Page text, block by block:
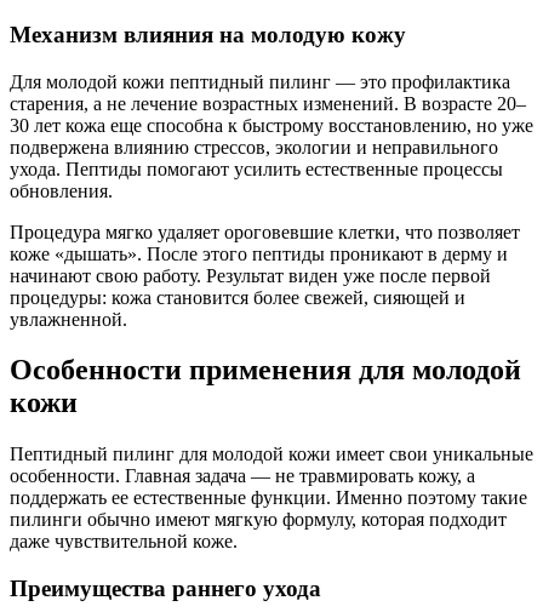
Механизм влияния на молодую кожу
Для молодой кожи пептидный пилинг — это профилактика
старения, а не лечение возрастных изменений. В возрасте 20–
30 лет кожа еще способна к быстрому восстановлению, но уже
подвержена влиянию стрессов, экологии и неправильного
ухода. Пептиды помогают усилить естественные процессы
обновления.
Процедура мягко удаляет ороговевшие клетки, что позволяет
коже «дышать». После этого пептиды проникают в дерму и
начинают свою работу. Результат виден уже после первой
процедуры: кожа становится более свежей, сияющей и
увлажненной.
Особенности применения для молодой
кожи
Пептидный пилинг для молодой кожи имеет свои уникальные
особенности. Главная задача — не травмировать кожу, а
поддержать ее естественные функции. Именно поэтому такие
пилинги обычно имеют мягкую формулу, которая подходит
даже чувствительной коже.
Преимущества раннего ухода